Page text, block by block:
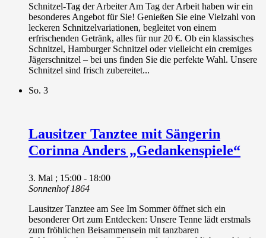
Schnitzel-Tag der Arbeiter Am Tag der Arbeit haben wir ein
besonderes Angebot für Sie! Genießen Sie eine Vielzahl von
leckeren Schnitzelvariationen, begleitet von einem
erfrischenden Getränk, alles für nur 20 €. Ob ein klassisches
Schnitzel, Hamburger Schnitzel oder vielleicht ein cremiges
Jägerschnitzel – bei uns finden Sie die perfekte Wahl. Unsere
Schnitzel sind frisch zubereitet...
So. 3
Lausitzer Tanztee mit Sängerin
Corinna Anders „Gedankenspiele“
3. Mai ; 15:00 - 18:00
Sonnenhof 1864
Lausitzer Tanztee am See Im Sommer öffnet sich ein
besonderer Ort zum Entdecken: Unsere Tenne lädt erstmals
zum fröhlichen Beisammensein mit tanzbaren